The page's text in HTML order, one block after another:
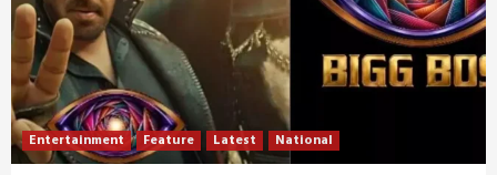
Entertainment Feature Latest National